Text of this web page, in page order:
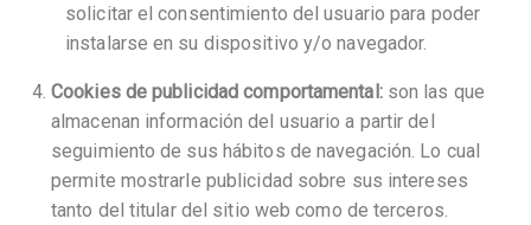
solicitar el consentimiento del usuario para poder
instalarse en su dispositivo y/o navegador.
Cookies de publicidad comportamental:son las que
almacenan información del usuario a partir del
seguimiento de sus hábitos de navegación. Lo cual
permite mostrarle publicidad sobre sus intereses
tanto del titular del sitio web como de terceros.